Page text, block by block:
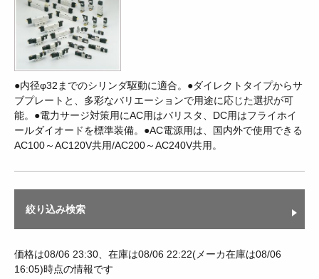
●内径φ32までのシリンダ駆動に適合。●ダイレクトタイプからサ
ブプレートと、多彩なバリエーションで用途に応じた選択が可
能。●電力サージ対策用にAC用はバリスタ、DC用はフライホイ
ールダイオードを標準装備。●AC電源用は、国内外で使用できる
AC100～AC120V共用/AC200～AC240V共用。
絞り込み検索
価格は08/06 23:30、在庫は08/06 22:22(メーカ在庫は08/06
16:05)時点の情報です